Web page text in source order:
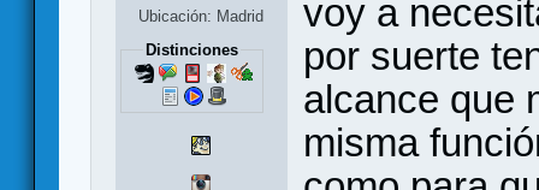
Ubicación: Madrid
Distinciones
voy a
por suerte
alcance que
misma